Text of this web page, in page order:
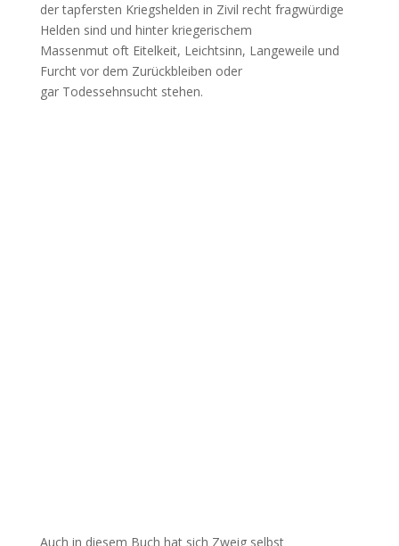
der tapfersten Kriegshelden in Zivil recht fragwürdige
Helden sind und hinter kriegerischem
Massenmut oft Eitelkeit, Leichtsinn, Langeweile und
Furcht vor dem Zurückbleiben oder
gar Todessehnsucht stehen.
Auch in diesem Buch hat sich Zweig selbst